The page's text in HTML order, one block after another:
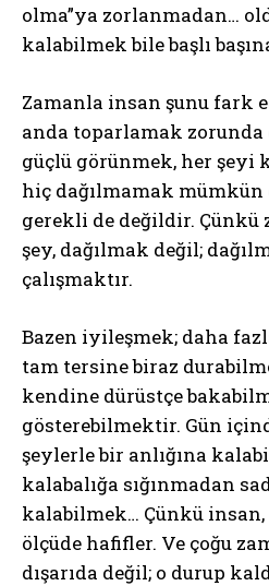
olma”ya zorlanmadan…
kalabilmek bile başlı
Zamanla insan şunu fark
anda toparlamak
güçlü görünmek, her şeyi
hiç dağılmamak mümkün
gerekli de değildir.
şey, dağılmak değil;
çalışmaktır.
Bazen iyileşmek; daha
tam tersine biraz
kendine dürüstçe
gösterebilmektir. Gün
şeylerle bir anlığına
kalabalığa sığınmadan
kalabilmek… Çünkü
ölçüde hafifler. Ve çoğu
dışarıda değil; o durup